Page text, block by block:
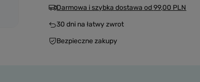
Darmowa i szybka dostawa od99,00 PLN
30 dni na łatwy zwrot
Bezpieczne zakupy